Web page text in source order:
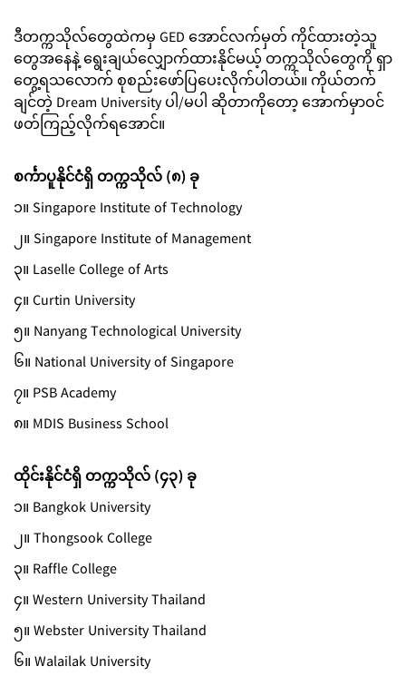
ဒီတက္ကသိုလ်တွေထဲကမှ GED အောင်လက်မှတ် ကိုင်ထားတဲ့သူ
တွေအနေနဲ့ ရွေးချယ်လျှောက်ထားနိုင်မယ့် တက္ကသိုလ်တွေကို ရှာ
တွေ့ရသလောက် စုစည်းဖော်ပြပေးလိုက်ပါတယ်။ ကိုယ်တက်
ချင်တဲ့ Dream University ပါ/မပါ ဆိုတာကိုတော့ အောက်မှာဝင်
ဖတ်ကြည့်လိုက်ရအောင်။
စင်္ကာပူနိုင်ငံရှိ တက္ကသိုလ် (၈) ခု
၁။ Singapore Institute of Technology
၂။ Singapore Institute of Management
၃။ Laselle College of Arts
၄။ Curtin University
၅။ Nanyang Technological University
၆။ National University of Singapore
၇။ PSB Academy
၈။ MDIS Business School
ထိုင်းနိုင်ငံရှိ တက္ကသိုလ် (၄၃) ခု
၁။ Bangkok University
၂။ Thongsook College
၃။ Raffle College
၄။ Western University Thailand
၅။ Webster University Thailand
၆။ Walailak University